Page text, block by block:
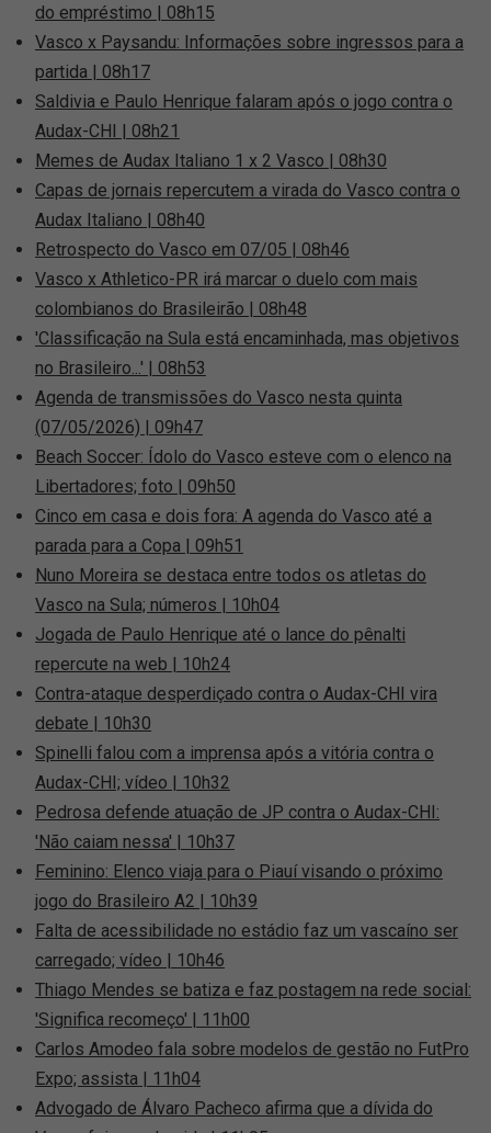
do empréstimo | 08h15
Vasco x Paysandu: Informações sobre ingressos para a
partida | 08h17
Saldivia e Paulo Henrique falaram após o jogo contra o
Audax-CHI | 08h21
Memes de Audax Italiano 1 x 2 Vasco | 08h30
Capas de jornais repercutem a virada do Vasco contra o
Audax Italiano | 08h40
Retrospecto do Vasco em 07/05 | 08h46
Vasco x Athletico-PR irá marcar o duelo com mais
colombianos do Brasileirão | 08h48
'Classificação na Sula está encaminhada, mas objetivos
no Brasileiro...' | 08h53
Agenda de transmissões do Vasco nesta quinta
(07/05/2026) | 09h47
Beach Soccer: Ídolo do Vasco esteve com o elenco na
Libertadores; foto | 09h50
Cinco em casa e dois fora: A agenda do Vasco até a
parada para a Copa | 09h51
Nuno Moreira se destaca entre todos os atletas do
Vasco na Sula; números | 10h04
Jogada de Paulo Henrique até o lance do pênalti
repercute na web | 10h24
Contra-ataque desperdiçado contra o Audax-CHI vira
debate | 10h30
Spinelli falou com a imprensa após a vitória contra o
Audax-CHI; vídeo | 10h32
Pedrosa defende atuação de JP contra o Audax-CHI:
'Não caiam nessa' | 10h37
Feminino: Elenco viaja para o Piauí visando o próximo
jogo do Brasileiro A2 | 10h39
Falta de acessibilidade no estádio faz um vascaíno ser
carregado; vídeo | 10h46
Thiago Mendes se batiza e faz postagem na rede social:
'Significa recomeço' | 11h00
Carlos Amodeo fala sobre modelos de gestão no FutPro
Expo; assista | 11h04
Advogado de Álvaro Pacheco afirma que a dívida do